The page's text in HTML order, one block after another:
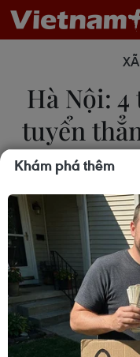
Hà Nội:
tuyển
Theo hướng dẫn
sinh vào lớp 10
Giáo dục và
trường hợp học
Khám phá thêm